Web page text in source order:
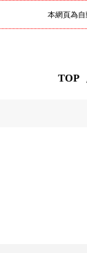
本網頁為自
TOP